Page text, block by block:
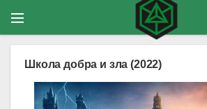
Школа добра и зла (2022)